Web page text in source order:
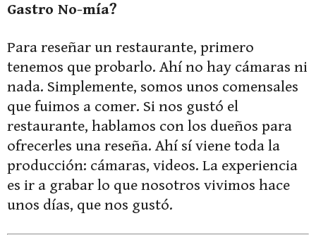
Gastro No-mía?
Para reseñar un restaurante, primero
tenemos que probarlo. Ahí no hay cámaras ni
nada. Simplemente, somos unos comensales
que fuimos a comer. Si nos gustó el
restaurante, hablamos con los dueños para
ofrecerles una reseña. Ahí sí viene toda la
producción: cámaras, videos. La experiencia
es ir a grabar lo que nosotros vivimos hace
unos días, que nos gustó.